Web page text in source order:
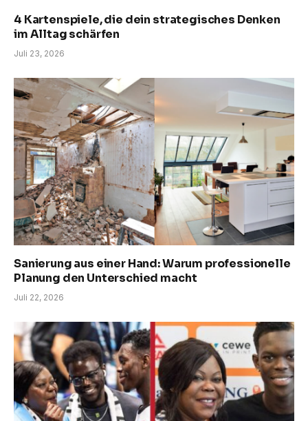
4 Kartenspiele, die dein strategisches Denken
im Alltag schärfen
Juli 23, 2026
Sanierung aus einer Hand: Warum professionelle
Planung den Unterschied macht
Juli 22, 2026